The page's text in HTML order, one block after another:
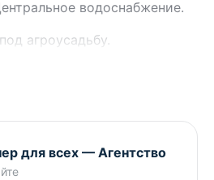
водоснабжение.
агроусадьбу.
18 соток зона барбекю,
Рядом лес, остановка
УНП 690665135,
для всех — Агентство